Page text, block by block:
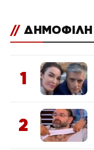
// ΔΗΜΟΦΙΛΗ
1
2